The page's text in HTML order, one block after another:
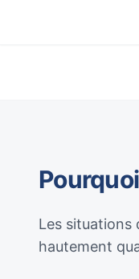
Les situations
hautement